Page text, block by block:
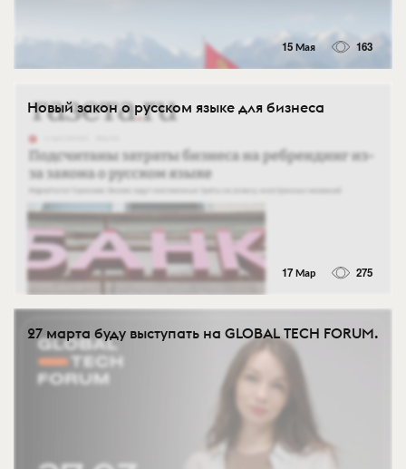
15 Мая 163
Новый закон о русском языке для бизнеса
17 Мар 275
27 марта буду выступать на GLOBAL TECH FORUM.